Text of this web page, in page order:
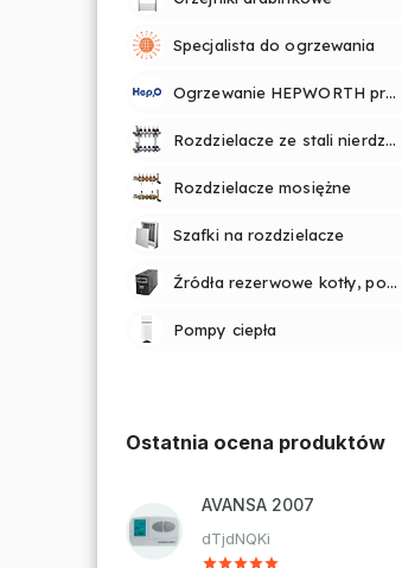
Specjalista do ogrzewania
Ogrzewanie HEPWORTH profesjonalnie i prosto
Rozdzielacze ze stali nierdzewnej
Rozdzielacze mosiężne
Szafki na rozdzielacze
Źródła rezerwowe kotły, pompy
Pompy ciepła
Ostatnia ocena produktów
AVANSA 2007
dTjdNQKi